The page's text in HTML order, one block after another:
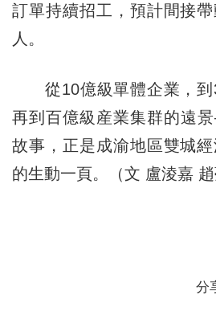
訂單持續招工，預計間接
人。
從10億級單體企業，到
再到百億級産業集群的遠
故事，正是成渝地區雙城
的生動一頁。（文 盧淩嘉 趙
分